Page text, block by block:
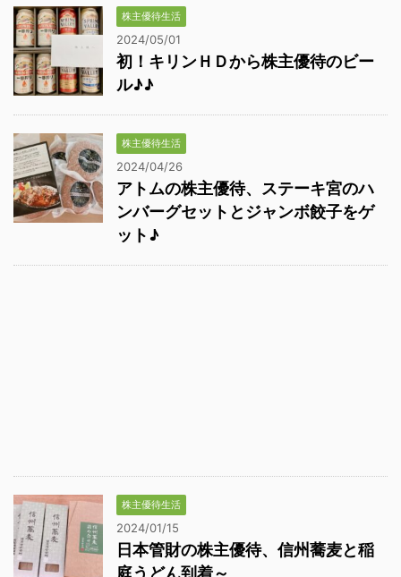
株主優待生活
2024/05/01
初！キリンＨＤから株主優待のビー
ル♪♪
株主優待生活
2024/04/26
アトムの株主優待、ステーキ宮のハ
ンバーグセットとジャンボ餃子をゲ
ット♪
株主優待生活
2024/01/15
日本管財の株主優待、信州蕎麦と稲
庭うどん到着～